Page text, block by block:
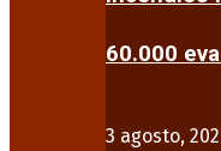
60.000
3 agosto,